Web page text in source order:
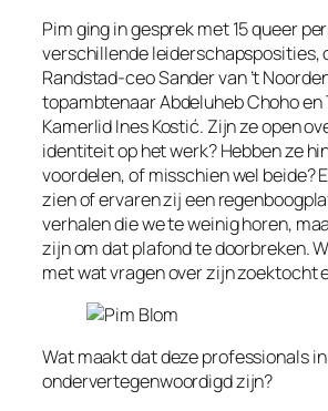
Pim ging in gesprek met 15 queer
verschillende leiderschapsposities,
Randstad-ceo Sander van ’t
topambtenaar Abdeluheb Choho en
Kamerlid Ines Kostić. Zijn ze open
identiteit op het werk? Hebben ze
voordelen, of misschien wel beide?
zien of ervaren zij een
verhalen die we te weinig horen,
zijn om dat plafond te doorbreken.
met wat vragen over zijn zoektocht
Wat maakt dat deze professionals
ondervertegenwoordigd zijn?